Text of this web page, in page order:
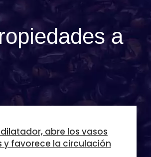
a
abre los vasos
y favorece la circulación